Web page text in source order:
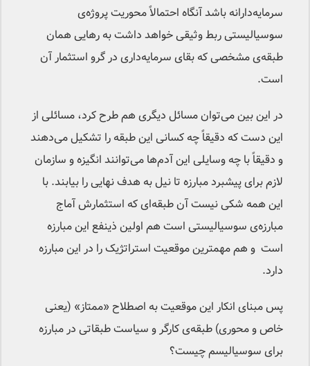
سرمایه‌دارانه باشد آنگاه احتمالاً محوریت پروژه‌ی
سوسیالیستی ربط وثیقی خواهد داشت به رهایی همان
طبقه‌ی مشخصی که بقای سرمایه‌داری در گرو استثمار آن
است.
در این بین می‌توان مسائل دیگری هم طرح کرد، مسائلی از
این دست که دقیقاً چه کسانی این طبقه را تشکیل می‌دهند
و دقیقاً با چه وسایلی این آدم‌ها می‌توانند انگیزه و سازمان‌
لازم برای پیشبرد مبارزه‌ تا نیل به هدف نهایی را بیابند. با
این همه شکی نیست آن طبقه‌ای که استثمارش آماج
مبارزه‌ی سوسیالیستی است هم اولین ذینفع این مبارزه
است و هم مهمترین موقعیت استراتژیک را در این مبارزه
دارد.
پس مبنای انکار این موقعیت به اصطلاح «ممتاز» (یعنی
خاص و محوری) طبقه‌ی کارگر و سیاست طبقاتی در مبارزه
برای سوسیالیسم چیست؟